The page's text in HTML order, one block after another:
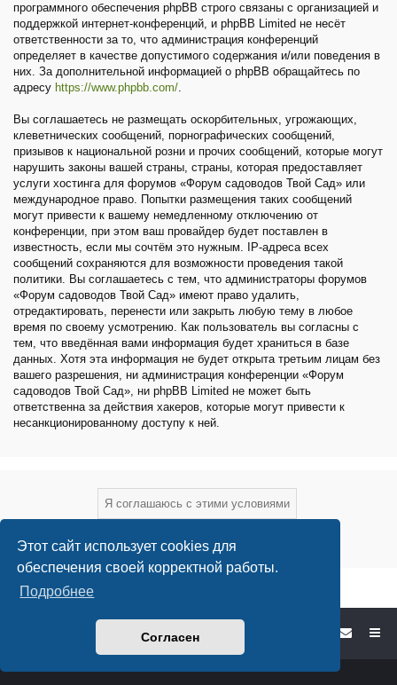
Этот сайт использует cookies для
обеспечения своей корректной работы.
Подробнее
Согласен
программного обеспечения phpBB строго связаны с организацией и
поддержкой интернет-конференций, и phpBB Limited не несёт
ответственности за то, что администрация конференций
определяет в качестве допустимого содержания и/или поведения в
них. За дополнительной информацией о phpBB обращайтесь по
адресу https://www.phpbb.com/.
Вы соглашаетесь не размещать оскорбительных, угрожающих,
клеветнических сообщений, порнографических сообщений,
призывов к национальной розни и прочих сообщений, которые могут
нарушить законы вашей страны, страны, которая предоставляет
услуги хостинга для форумов «Форум садоводов Твой Сад» или
международное право. Попытки размещения таких сообщений
могут привести к вашему немедленному отключению от
конференции, при этом ваш провайдер будет поставлен в
известность, если мы сочтём это нужным. IP-адреса всех
сообщений сохраняются для возможности проведения такой
политики. Вы соглашаетесь с тем, что администраторы форумов
«Форум садоводов Твой Сад» имеют право удалить,
отредактировать, перенести или закрыть любую тему в любое
время по своему усмотрению. Как пользователь вы согласны с
тем, что введённая вами информация будет храниться в базе
данных. Хотя эта информация не будет открыта третьим лицам без
вашего разрешения, ни администрация конференции «Форум
садоводов Твой Сад», ни phpBB Limited не может быть
ответственна за действия хакеров, которые могут привести к
несанкционированному доступу к ней.
Форум садоводов - список форумов